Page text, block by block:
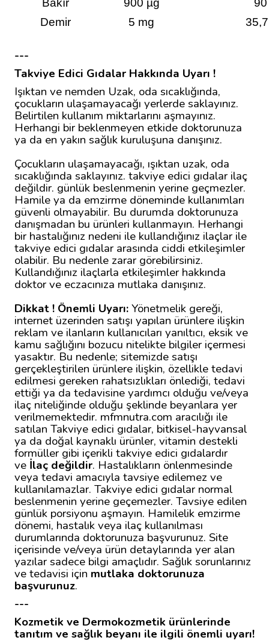
Demir
5 mg
---
Takviye Edici Gıdalar Hakkında Uyarı !
Işıktan ve nemden Uzak, oda sıcaklığında,
çocukların ulaşamayacağı yerlerde saklayınız.
Belirtilen kullanım miktarlarını aşmayınız.
Herhangi bir beklenmeyen etkide doktorunuza
ya da en yakın sağlık kuruluşuna danışınız.
Çocukların ulaşamayacağı, ışıktan uzak, oda
sıcaklığında saklayınız. takviye edici gıdalar ilaç
değildir. günlük beslenmenin yerine geçmezler.
Hamile ya da emzirme döneminde kullanımları
güvenli olmayabilir. Bu durumda doktorunuza
danışmadan bu ürünleri kullanmayın. Herhangi
bir hastalığınız nedeni ile kullandığınız ilaçlar ile
takviye edici gıdalar arasında ciddi etkileşimler
olabilir. Bu nedenle zarar görebilirsiniz.
Kullandığınız ilaçlarla etkileşimler hakkında
doktor ve eczacınıza mutlaka danışınız.
Dikkat ! Önemli Uyarı:Yönetmelik gereği,
internet üzerinden satışı yapılan ürünlere ilişkin
reklam ve ilanların kullanıcıları yanıltıcı, eksik ve
kamu sağlığını bozucu nitelikte bilgiler içermesi
yasaktır. Bu nedenle; sitemizde satışı
gerçekleştirilen ürünlere ilişkin, özellikle tedavi
edilmesi gereken rahatsızlıkları önlediği, tedavi
ettiği ya da tedavisine yardımcı olduğu ve/veya
ilaç niteliğinde olduğu şeklinde beyanlara yer
verilmemektedir. mfmnutra.com aracılığı ile
satılan Takviye edici gıdalar, bitkisel-hayvansal
ya da doğal kaynaklı ürünler, vitamin destekli
formüller gibi içerikli takviye edici gıdalardır
ve İlaç değildir. Hastalıkların önlenmesinde
veya tedavi amacıyla tavsiye edilemez ve
kullanılamazlar. Takviye edici gıdalar normal
beslenmenin yerine geçemezler. Tavsiye edilen
günlük porsiyonu aşmayın. Hamilelik emzirme
dönemi, hastalık veya ilaç kullanılması
durumlarında doktorunuza başvurunuz. Site
içerisinde ve/veya ürün detaylarında yer alan
yazılar sadece bilgi amaçlıdır. Sağlık sorunlarınız
ve tedavisi için mutlaka doktorunuza
başvurunuz.
---
Kozmetik ve Dermokozmetik ürünlerinde
tanıtım ve sağlık beyanı ile ilgili önemli uyarı!